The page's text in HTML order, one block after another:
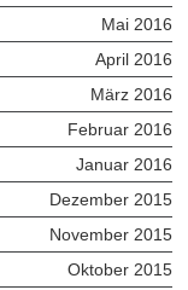
Mai 2016
April 2016
März 2016
Februar 2016
Januar 2016
Dezember 2015
November 2015
Oktober 2015